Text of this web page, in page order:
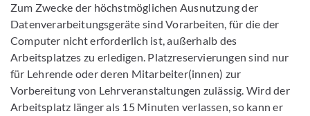
Zum Zwecke der höchstmöglichen Ausnutzung der
Datenverarbeitungsgeräte sind Vorarbeiten, für die der
Computer nicht erforderlich ist, außerhalb des
Arbeitsplatzes zu erledigen. Platzreservierungen sind nur
für Lehrende oder deren Mitarbeiter(innen) zur
Vorbereitung von Lehrveranstaltungen zulässig. Wird der
Arbeitsplatz länger als 15 Minuten verlassen, so kann er